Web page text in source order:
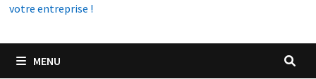
votre entreprise !
MENU